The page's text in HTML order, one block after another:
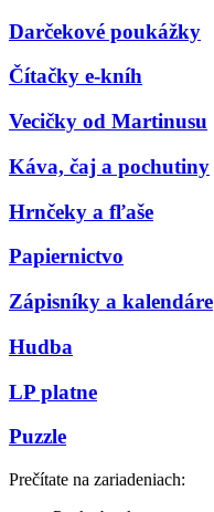
Darčekové poukážky
Čítačky e-kníh
Vecičky od Martinusu
Káva, čaj a pochutiny
Hrnčeky a fľaše
Papiernictvo
Zápisníky a kalendáre
Hudba
LP platne
Puzzle
Prečítate na zariadeniach: